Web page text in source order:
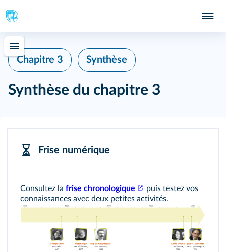
Chapitre 3 Synthèse
Synthèse du chapitre 3
Frise numérique
Consultez la frise chronologique
puis testez vos
connaissances avec deux petites activités.